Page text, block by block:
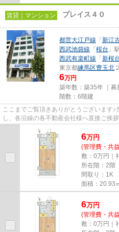
賃貸｜マンション プレイス４０
都営大江戸線 「 新江
西武池袋線 「 桜台 」
西武有楽町線 「 新桜
東京都練馬区豊玉北
6万円
築年数：築35年 ｜募
階数：6階建
ここまでご覧頂きありがとうございます
し、各沿線の各不動産会社様へ直接ご挨
6万円
(管理費・共
敷：0万円｜
所在階：2階
間取り：1K
面積：20.93
6万円
(管理費・共
敷：0万円｜